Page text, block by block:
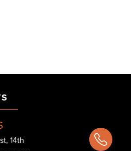
14th